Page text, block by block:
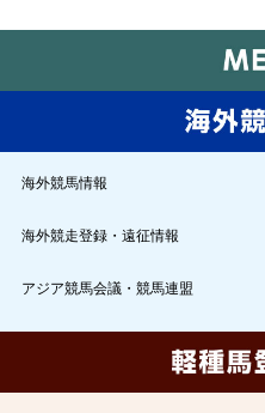
海外競馬情報
海外競走登録・遠征情報
アジア競馬会議・競馬連盟